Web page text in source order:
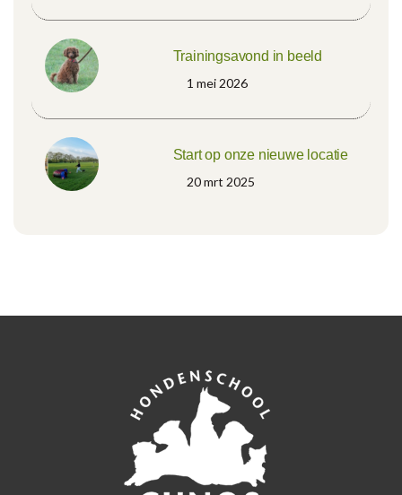
Trainingsavond in beeld
1 mei 2026
Start op onze nieuwe locatie
20 mrt 2025